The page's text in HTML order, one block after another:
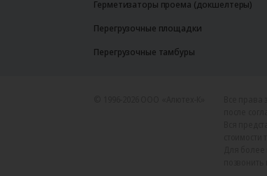
Герметизаторы проема (докшелтеры)
Перегрузочные площадки
Перегрузочные тамбуры